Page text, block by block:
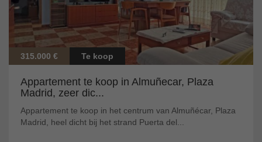
315.000 € Te koop
Appartement te koop in Almuñecar, Plaza
Madrid, zeer dic...
Appartement te koop in het centrum van Almuñécar, Plaza
Madrid, heel dicht bij het strand Puerta del...